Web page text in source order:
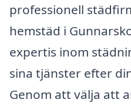
professionell
hemstäd i
expertis inom
sina tjänster efter
Genom att välja att